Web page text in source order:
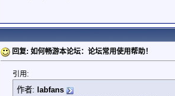
回复: 如何畅游本论坛：论坛常用使用帮助！
引用:
作者: labfans